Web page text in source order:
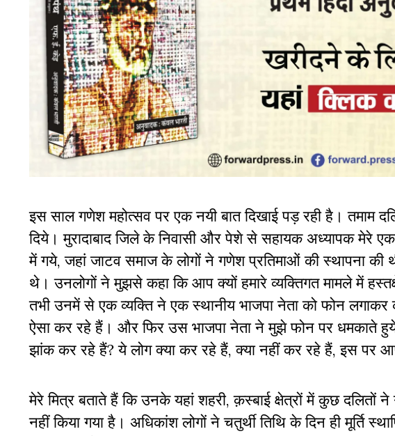
इस साल गणेश महोत्सव पर एक नयी बात दिखाई पड़ रही है। तमाम
दिये। मुरादाबाद जिले के निवासी और पेशे से सहायक अध्यापक मेरे
में गये, जहां जाटव समाज के लोगों ने गणेशप्रतिमाओंकी स्थापना की
थे। उनलोगों ने मुझसे कहा कि आप क्यों हमारे व्यक्तिगत मामले में
तभी उनमें से एक व्यक्ति ने एक स्थानीय भाजपा नेता को फोन
ऐसा कर रहे हैं। और फिर उस भाजपा नेता ने मुझे फोन पर धमकाते
झांक कर रहे हैं? ये लोग क्या कर रहे हैं, क्या नहीं कर रहे हैं, इस पर
मेरे मित्र बताते हैं कि उनके यहां शहरी, क़स्बाई क्षेत्रों में कुछ दलितों ने
नहीं किया गया है। अधिकांश लोगों ने चतुर्थी तिथि के दिन ही मूर्ति